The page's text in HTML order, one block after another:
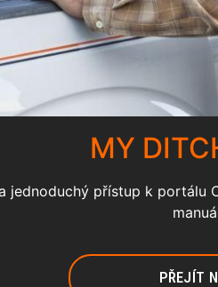
MY
jednoduchý přístup k portálu
PŘEJÍT